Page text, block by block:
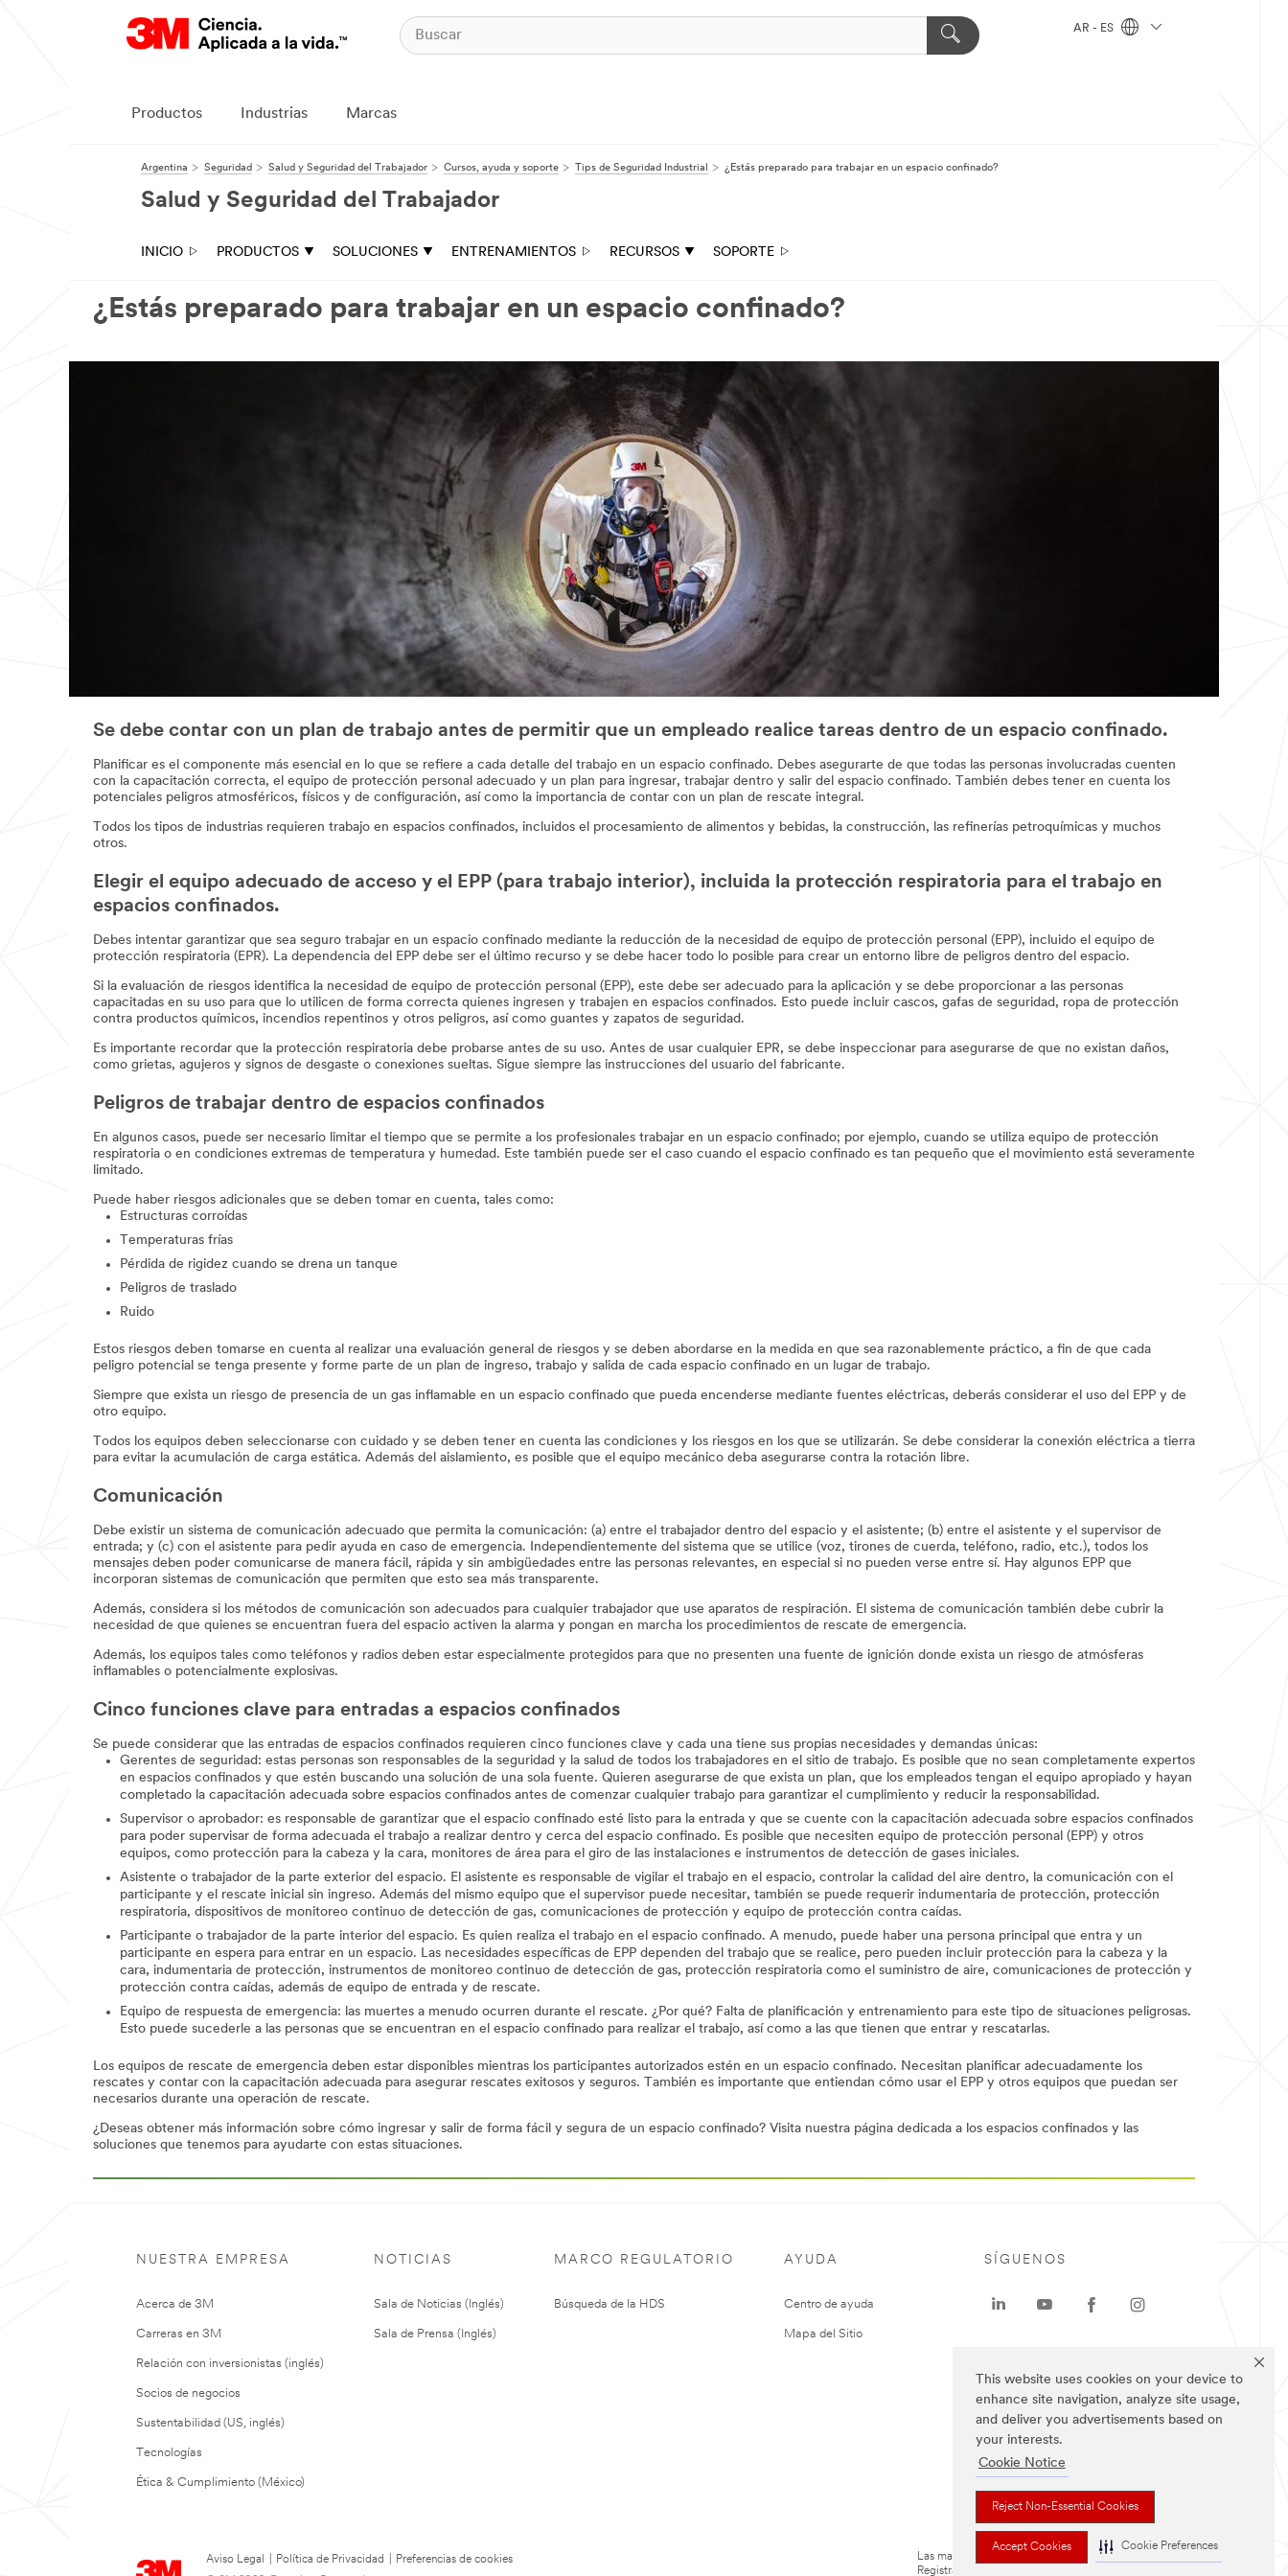
This website uses cookies on your device to
enhance site navigation, analyze site usage,
and deliver you advertisements based on
your interests.
Cookie Notice
Reject Non-Essential Cookies
Accept Cookies Cookie Preferences
AR - ES
Productos Industrias Marcas
Argentina Seguridad Salud y Seguridad del Trabajador Cursos, ayuda y soporte Tips de Seguridad Industrial ¿Estás preparado para trabajar en un espacio confinado?
Salud y Seguridad del Trabajador
INICIO PRODUCTOS SOLUCIONES ENTRENAMIENTOS RECURSOS SOPORTE
¿Estás preparado para trabajar en un espacio confinado?
Se debe contar con un plan de trabajo antes de permitir que un empleado realice tareas dentro de un espacio confinado.
Planificar es el componente más esencial en lo que se refiere a cada detalle del trabajo en un espacio confinado. Debes asegurarte de que todas las personas involucradas cuenten
con la capacitación correcta, el equipo de protección personal adecuado y un plan para ingresar, trabajar dentro y salir del espacio confinado. También debes tener en cuenta los
potenciales peligros atmosféricos, físicos y de configuración, así como la importancia de contar con un plan de rescate integral.
Todos los tipos de industrias requieren trabajo en espacios confinados, incluidos el procesamiento de alimentos y bebidas, la construcción, las refinerías petroquímicas y muchos
otros.
Elegir el equipo adecuado de acceso y el EPP (para trabajo interior), incluida la protección respiratoria para el trabajo en
espacios confinados.
Debes intentar garantizar que sea seguro trabajar en un espacio confinado mediante la reducción de la necesidad de equipo de protección personal (EPP), incluido el equipo de
protección respiratoria (EPR). La dependencia del EPP debe ser el último recurso y se debe hacer todo lo posible para crear un entorno libre de peligros dentro del espacio.
Si la evaluación de riesgos identifica la necesidad de equipo de protección personal (EPP), este debe ser adecuado para la aplicación y se debe proporcionar a las personas
capacitadas en su uso para que lo utilicen de forma correcta quienes ingresen y trabajen en espacios confinados. Esto puede incluir cascos, gafas de seguridad, ropa de protección
contra productos químicos, incendios repentinos y otros peligros, así como guantes y zapatos de seguridad.
Es importante recordar que la protección respiratoria debe probarse antes de su uso. Antes de usar cualquier EPR, se debe inspeccionar para asegurarse de que no existan daños,
como grietas, agujeros y signos de desgaste o conexiones sueltas. Sigue siempre las instrucciones del usuario del fabricante.
Peligros de trabajar dentro de espacios confinados
En algunos casos, puede ser necesario limitar el tiempo que se permite a los profesionales trabajar en un espacio confinado; por ejemplo, cuando se utiliza equipo de protección
respiratoria o en condiciones extremas de temperatura y humedad. Este también puede ser el caso cuando el espacio confinado es tan pequeño que el movimiento está severamente
limitado.
Puede haber riesgos adicionales que se deben tomar en cuenta, tales como:
Estructuras corroídas
Temperaturas frías
Pérdida de rigidez cuando se drena un tanque
Peligros de traslado
Ruido
Estos riesgos deben tomarse en cuenta al realizar una evaluación general de riesgos y se deben abordarse en la medida en que sea razonablemente práctico, a fin de que cada
peligro potencial se tenga presente y forme parte de un plan de ingreso, trabajo y salida de cada espacio confinado en un lugar de trabajo.
Siempre que exista un riesgo de presencia de un gas inflamable en un espacio confinado que pueda encenderse mediante fuentes eléctricas, deberás considerar el uso del EPP y de
otro equipo.
Todos los equipos deben seleccionarse con cuidado y se deben tener en cuenta las condiciones y los riesgos en los que se utilizarán. Se debe considerar la conexión eléctrica a tierra
para evitar la acumulación de carga estática. Además del aislamiento, es posible que el equipo mecánico deba asegurarse contra la rotación libre.
Comunicación
Debe existir un sistema de comunicación adecuado que permita la comunicación: (a) entre el trabajador dentro del espacio y el asistente; (b) entre el asistente y el supervisor de
entrada; y (c) con el asistente para pedir ayuda en caso de emergencia. Independientemente del sistema que se utilice (voz, tirones de cuerda, teléfono, radio, etc.), todos los
mensajes deben poder comunicarse de manera fácil, rápida y sin ambigüedades entre las personas relevantes, en especial si no pueden verse entre sí. Hay algunos EPP que
incorporan sistemas de comunicación que permiten que esto sea más transparente.
Además, considera si los métodos de comunicación son adecuados para cualquier trabajador que use aparatos de respiración. El sistema de comunicación también debe cubrir la
necesidad de que quienes se encuentran fuera del espacio activen la alarma y pongan en marcha los procedimientos de rescate de emergencia.
Además, los equipos tales como teléfonos y radios deben estar especialmente protegidos para que no presenten una fuente de ignición donde exista un riesgo de atmósferas
inflamables o potencialmente explosivas.
Cinco funciones clave para entradas a espacios confinados
Se puede considerar que las entradas de espacios confinados requieren cinco funciones clave y cada una tiene sus propias necesidades y demandas únicas:
Gerentes de seguridad: estas personas son responsables de la seguridad y la salud de todos los trabajadores en el sitio de trabajo. Es posible que no sean completamente expertos
en espacios confinados y que estén buscando una solución de una sola fuente. Quieren asegurarse de que exista un plan, que los empleados tengan el equipo apropiado y hayan
completado la capacitación adecuada sobre espacios confinados antes de comenzar cualquier trabajo para garantizar el cumplimiento y reducir la responsabilidad.
Supervisor o aprobador: es responsable de garantizar que el espacio confinado esté listo para la entrada y que se cuente con la capacitación adecuada sobre espacios confinados
para poder supervisar de forma adecuada el trabajo a realizar dentro y cerca del espacio confinado. Es posible que necesiten equipo de protección personal (EPP) y otros
equipos, como protección para la cabeza y la cara, monitores de área para el giro de las instalaciones e instrumentos de detección de gases iniciales.
Asistente o trabajador de la parte exterior del espacio. El asistente es responsable de vigilar el trabajo en el espacio, controlar la calidad del aire dentro, la comunicación con el
participante y el rescate inicial sin ingreso. Además del mismo equipo que el supervisor puede necesitar, también se puede requerir indumentaria de protección, protección
respiratoria, dispositivos de monitoreo continuo de detección de gas, comunicaciones de protección y equipo de protección contra caídas.
Participante o trabajador de la parte interior del espacio. Es quien realiza el trabajo en el espacio confinado. A menudo, puede haber una persona principal que entra y un
participante en espera para entrar en un espacio. Las necesidades específicas de EPP dependen del trabajo que se realice, pero pueden incluir protección para la cabeza y la
cara, indumentaria de protección, instrumentos de monitoreo continuo de detección de gas, protección respiratoria como el suministro de aire, comunicaciones de protección y
protección contra caídas, además de equipo de entrada y de rescate.
Equipo de respuesta de emergencia: las muertes a menudo ocurren durante el rescate. ¿Por qué? Falta de planificación y entrenamiento para este tipo de situaciones peligrosas.
Esto puede sucederle a las personas que se encuentran en el espacio confinado para realizar el trabajo, así como a las que tienen que entrar y rescatarlas.
Los equipos de rescate de emergencia deben estar disponibles mientras los participantes autorizados estén en un espacio confinado. Necesitan planificar adecuadamente los
rescates y contar con la capacitación adecuada para asegurar rescates exitosos y seguros. También es importante que entiendan cómo usar el EPP y otros equipos que puedan ser
necesarios durante una operación de rescate.
¿Deseas obtener más información sobre cómo ingresar y salir de forma fácil y segura de un espacio confinado? Visita nuestra página dedicada a los espacios confinados y las
soluciones que tenemos para ayudarte con estas situaciones.
NUESTRA EMPRESA
Acerca de 3M
Carreras en 3M
Relación con inversionistas (inglés)
Socios de negocios
Sustentabilidad (US, inglés)
Tecnologías
Ética & Cumplimiento (México)
NOTICIAS
Sala de Noticias (Inglés)
Sala de Prensa (Inglés)
MARCO REGULATORIO
Búsqueda de la HDS
AYUDA
Centro de ayuda
Mapa del Sitio
Aviso Legal Política de Privacidad
Preferencias de cookies
SÍGUENOS
Las marcas mencionadas arriba son Marcas
Registradas de 3M.